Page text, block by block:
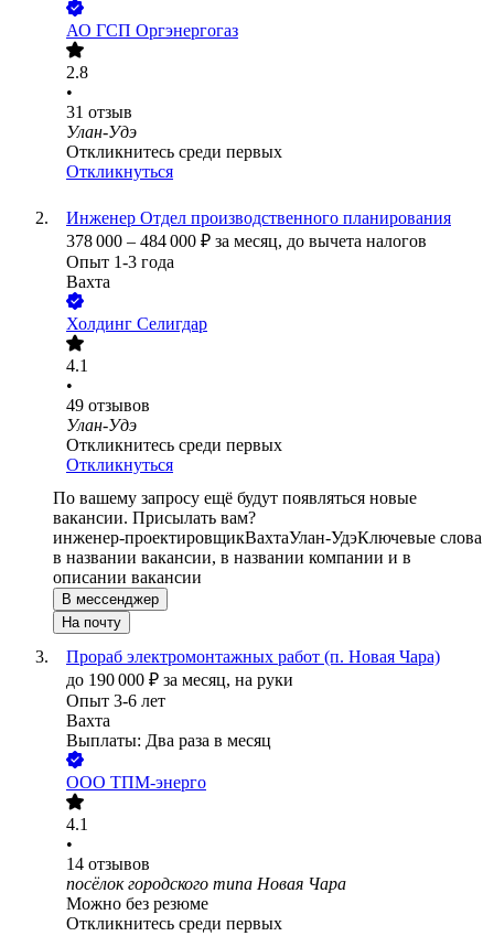
АО ГСП Оргэнергогаз
2.8
•
31 отзыв
Улан-Удэ
Откликнитесь среди первых
Откликнуться
Инженер Отдел производственного планирования
378 000 – 484 000 ₽ за месяц, до вычета налогов
Опыт 1-3 года
Вахта
Холдинг Селигдар
4.1
•
49 отзывов
Улан-Удэ
Откликнитесь среди первых
Откликнуться
По вашему запросу ещё будут появляться новые
вакансии. Присылать вам?
инженер-проектировщикВахтаУлан-УдэКлючевые слова
в названии вакансии, в названии компании и в
описании вакансии
В мессенджер
На почту
Прораб электромонтажных работ (п. Новая Чара)
до 190 000 ₽ за месяц, на руки
Опыт 3-6 лет
Вахта
Выплаты: Два раза в месяц
ООО ТПM-энерго
4.1
•
14 отзывов
посёлок городского типа Новая Чара
Можно без резюме
Откликнитесь среди первых